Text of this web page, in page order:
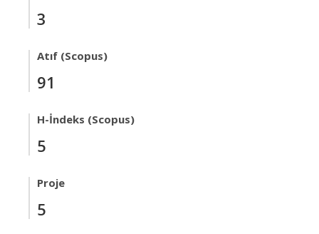
3
Atıf (Scopus)
91
H-İndeks (Scopus)
5
Proje
5